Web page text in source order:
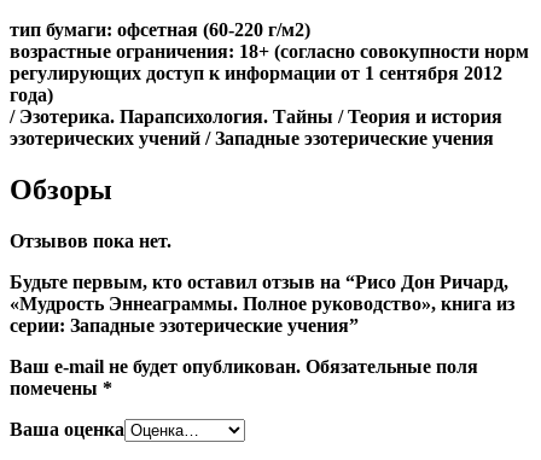
тип бумаги: офсетная (60-220 г/м2)
возрастные ограничения: 18+ (согласно совокупности норм
регулирующих доступ к информации от 1 сентября 2012
года)
/ Эзотерика. Парапсихология. Тайны / Теория и история
эзотерических учений / Западные эзотерические учения
Обзоры
Отзывов пока нет.
Будьте первым, кто оставил отзыв на “Рисо Дон Ричард,
«Мудрость Эннеаграммы. Полное руководство», книга из
серии: Западные эзотерические учения”
Ваш e-mail не будет опубликован. Обязательные поля
помечены *
Ваша оценка